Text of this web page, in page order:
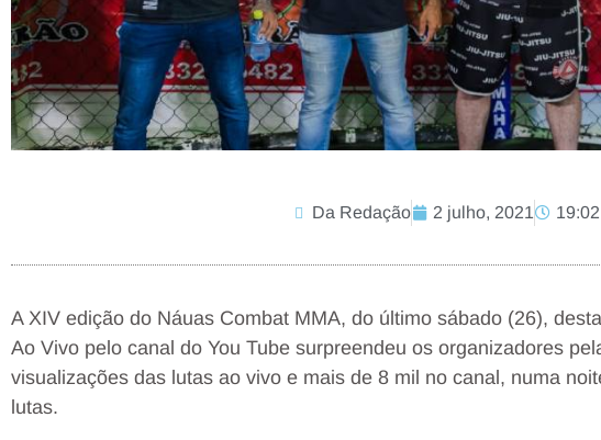
Da Redação 2 julho, 2021 19:02
A XIV edição do Náuas Combat MMA, do último sábado (26),
Ao Vivo pelo canal do You Tube surpreendeu os organizadores
visualizações das lutas ao vivo e mais de 8 mil no canal, numa
lutas.